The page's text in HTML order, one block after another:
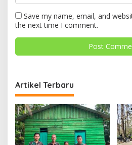
Save my name, email, and
the next time I comment.
Artikel Terbaru